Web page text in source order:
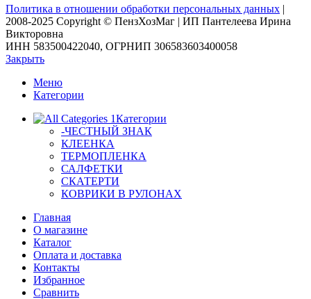
Политика в отношении обработки персональных данных |
2008-2025 Copyright © ПензХозМаг | ИП Пантелеева Ирина
Викторовна
ИНН 583500422040, ОГРНИП 306583603400058
Закрыть
Меню
Категории
Категории
-ЧЕСТНЫЙ ЗНАК
КЛЕЕНКА
ТЕРМОПЛЕНКА
САЛФЕТКИ
СКАТЕРТИ
КОВРИКИ В РУЛОНАХ
Главная
О магазине
Каталог
Оплата и доставка
Контакты
Избранное
Сравнить